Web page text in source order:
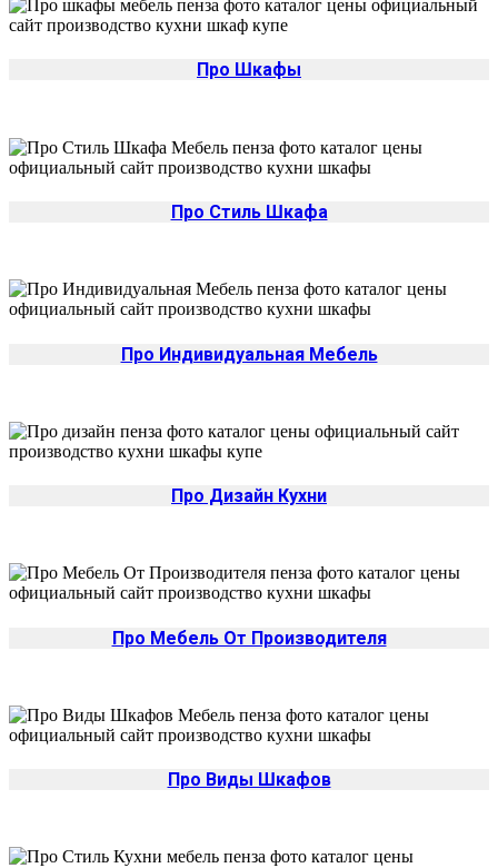
Про Шкафы
Про Стиль Шкафа
Про Индивидуальная Мебель
Про Дизайн Кухни
Про Мебель От Производителя
Про Виды Шкафов